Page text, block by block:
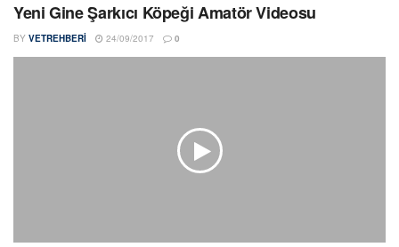
Yeni Gine Şarkıcı Köpeği Amatör Videosu
BY VETREHBERI 24/09/2017 0